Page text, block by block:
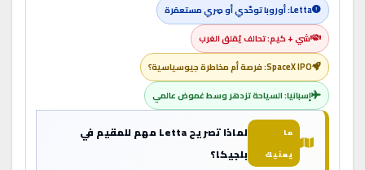
Letta: أوروبا توحّدي أو صِري مستعمَرة
شي + كيم: تحالف يُقلق الغرب
SpaceX IPO: فرصة أم مخاطرة جيوسياسية؟
إسبانيا: السياحة تزدهر وسط غموض عالمي
لماذا تصريح Letta مهم للمقيم في
بلجيكا؟